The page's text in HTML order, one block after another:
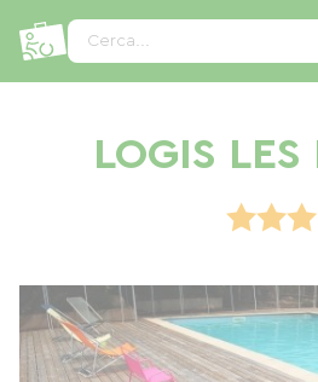
Cerca...
LOGIS LES
Pannello di gestione dei